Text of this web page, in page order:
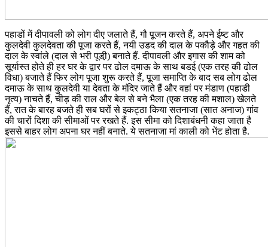
पहाडों में दीपावली को लोग दीए जलाते हैं, गौ पूजन करते हैं, अपने ईष्ट और
कुलदेवी कुलदेवता की पूजा करते हैं, नयी उडद की दाल के पकौड़े और गहत की
दाल के स्वांले (दाल से भरी पूडी़) बनाते हैं. दीपावली और इगास की शाम को
सूर्यास्त होते ही हर घर के द्वार पर ढोल दमाऊ के साथ बडई (एक तरह की ढोल
विधा) बजाते हैं फिर लोग पूजा शुरू करते हैं, पूजा समाप्ति के बाद सब लोग ढोल
दमाऊ के साथ कुलदेवी या देवता के मंदिर जाते हैं और वहां पर मंडाण (पहाडी
नृत्य) नाचते हैं, चीड़ की राल और बेल से बने भैला (एक तरह की मशाल) खेलते
हैं, रात के बारह बजते ही सब घरों से इकट्ठा किया सतनाजा (सात अनाज) गांव
की चारों दिशा की सीमाओं पर रखते हैं. इस सीमा को दिशाबंधनी कहा जाता है
इससे बाहर लोग अपना घर नहीं बनाते. ये सतनाजा मां काली को भेंट होता है.